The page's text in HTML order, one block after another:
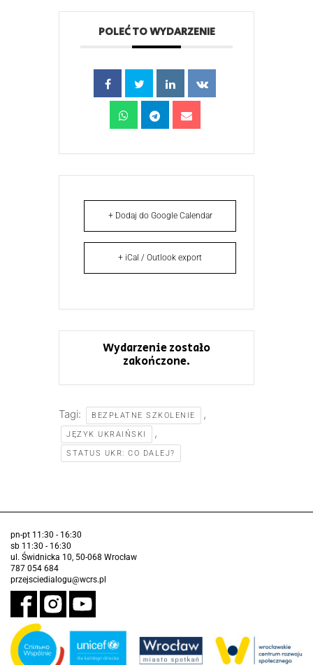
POLEĆ TO WYDARZENIE
+ Dodaj do Google Calendar
+ iCal / Outlook export
Wydarzenie zostało
zakończone.
Tagi: BEZPŁATNE SZKOLENIE ,
JĘZYK UKRAIŃSKI ,
STATUS UKR: CO DALEJ?
pn-pt 11:30 - 16:30
sb 11:30 - 16:30
ul. Świdnicka 10, 50-068 Wrocław
787 054 684
przejsciedialogu@wcrs.pl